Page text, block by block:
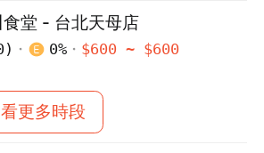
堂 - 台北天母店
) 0% $600 ~ $600
更多時段